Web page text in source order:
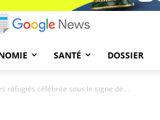
SANTÉ DOSSIER
réfugiés célébrée sous le signe de...